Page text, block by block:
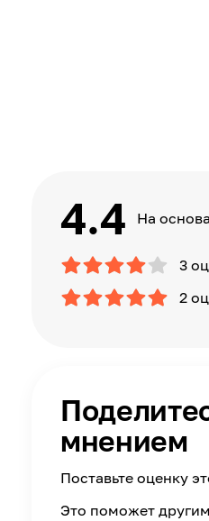
4.4 На
3
2
мнением
Поставьте оценку
Это поможет